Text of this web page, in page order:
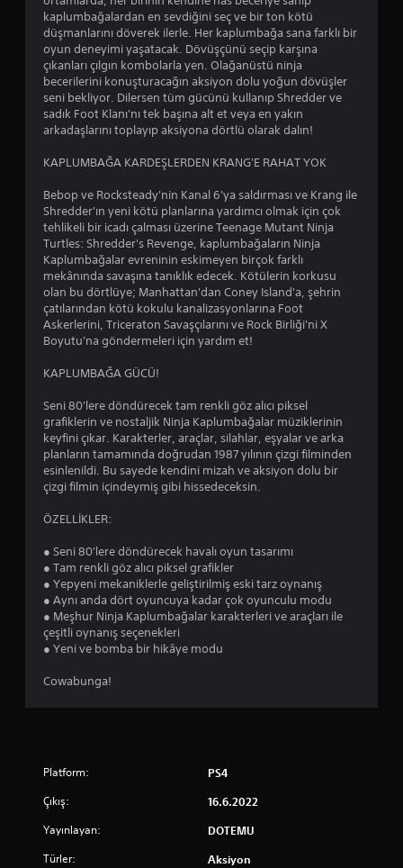
d
z
kaplumbağalardan en sevdiğini seç ve bir ton kötü
düşmanlarını döverek ilerle. Her kaplumbağa sana farklı bir
oyun deneyimi yaşatacak. Dövüşçünü seçip karşına
çıkanları çılgın kombolarla yen. Olağanüstü ninja
becerilerini konuşturacağın aksiyon dolu yoğun dövüşler
seni bekliyor. Dilersen tüm gücünü kullanıp Shredder ve
sadık Foot Klanı'nı tek başına alt et veya en yakın
arkadaşlarını toplayıp aksiyona dörtlü olarak dalın!
KAPLUMBAĞA KARDEŞLERDEN KRANG'E RAHAT YOK
Bebop ve Rocksteady'nin Kanal 6'ya saldırması ve Krang ile
Shredder'ın yeni kötü planlarına yardımcı olmak için çok
tehlikeli bir icadı çalması üzerine Teenage Mutant Ninja
Turtles: Shredder's Revenge, kaplumbağaların Ninja
Kaplumbağalar evreninin eskimeyen birçok farklı
mekânında savaşına tanıklık edecek. Kötülerin korkusu
olan bu dörtlüye; Manhattan'dan Coney Island'a, şehrin
çatılarından kötü kokulu kanalizasyonlarına Foot
Askerlerini, Triceraton Savaşçılarını ve Rock Birliği'ni X
Boyutu'na göndermeleri için yardım et!
KAPLUMBAĞA GÜCÜ!
Seni 80'lere döndürecek tam renkli göz alıcı piksel
grafiklerin ve nostaljik Ninja Kaplumbağalar müziklerinin
keyfini çıkar. Karakterler, araçlar, silahlar, eşyalar ve arka
planların tamamında doğrudan 1987 yılının çizgi filminden
esinlenildi. Bu sayede kendini mizah ve aksiyon dolu bir
çizgi filmin içindeymiş gibi hissedeceksin.
ÖZELLİKLER:
● Seni 80'lere döndürecek havalı oyun tasarımı
● Tam renkli göz alıcı piksel grafikler
● Yepyeni mekaniklerle geliştirilmiş eski tarz oynanış
● Aynı anda dört oyuncuya kadar çok oyunculu modu
● Meşhur Ninja Kaplumbağalar karakterleri ve araçları ile
çeşitli oynanış seçenekleri
● Yeni ve bomba bir hikâye modu
Cowabunga!
Platform: PS4
Çıkış: 16.6.2022
Yayınlayan: DOTEMU
Türler: Aksiyon